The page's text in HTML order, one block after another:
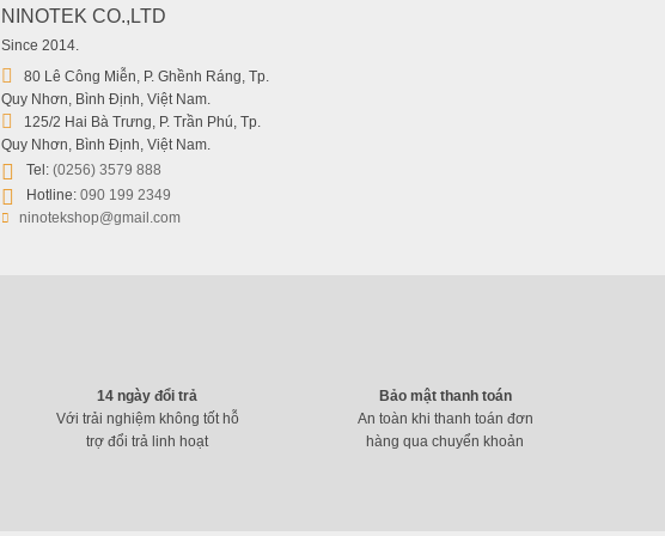
NINOTEK CO.,LTD
Since 2014.
80 Lê Công Miễn, P. Ghềnh Ráng, Tp.
Quy Nhơn, Bình Định, Việt Nam.
125/2 Hai Bà Trưng, P. Trần Phú, Tp.
Quy Nhơn, Bình Định, Việt Nam.
Tel: (0256) 3579 888
Hotline: 090 199 2349
ninotekshop@gmail.com
14 ngày đổi trả
Với trải nghiệm không tốt hỗ
trợ đổi trả linh hoạt
Bảo mật thanh toán
An toàn khi thanh toán đơn
hàng qua chuyển khoản